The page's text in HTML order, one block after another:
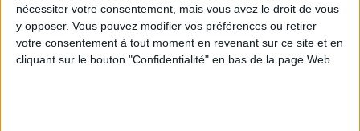
nécessiter votre consentement, mais vous avez le droit de vous
y opposer. Vous pouvez modifier vos préférences ou retirer
votre consentement à tout moment en revenant sur ce site et en
cliquant sur le bouton "Confidentialité" en bas de la page Web.